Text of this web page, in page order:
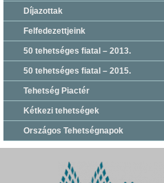
Díjazottak
Felfedezettjeink
50 tehetséges fiatal – 2013.
50 tehetséges fiatal – 2015.
Tehetség Piactér
Kétkezi tehetségek
Országos Tehetségnapok